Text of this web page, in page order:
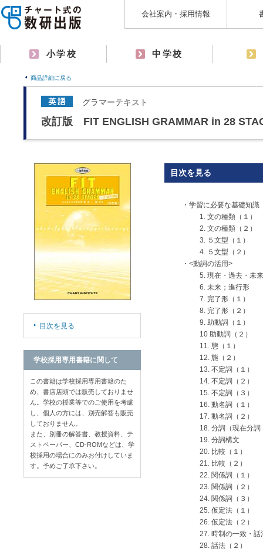
会社案内・採用情報
小学校 中学校
商品詳細に戻る
グラマーテキスト
改訂版 FIT ENGLISH GRAMMAR in 28
目次を見る
・学習に必要な基礎知識
1. 文の種類（１）
2. 文の種類（２）
3. ５文型（１）
4. ５文型（２）
・<動詞の活用>
5. 現在・過去・未来
6. 未来；進行形
7. 完了形（１）
8. 完了形（２）
9. 助動詞（１）
10 助動詞（２）
11. 態（１）
12. 態（２）
13. 不定詞（１）
14. 不定詞（２）
15. 不定詞（３）
16. 動名詞（１）
17. 動名詞（２）
18. 分詞（現在分
19. 分詞構文
20. 比較（１）
21. 比較（２）
22. 関係詞（１）
23. 関係詞（２）
24. 関係詞（３）
25. 仮定法（１）
26. 仮定法（２）
27. 時制の一致・話
28. 話法（２）
目次を見る
学校採用専用書籍に関して
この書籍は学校採用専用書籍のた
め、書店店頭では販売しておりませ
ん。学校の授業等でのご使用を考慮
し、個人の方には、別売解答も販売
しておりません。
また、別冊の解答書、教授資料、テ
ストペーパー、CD-ROMなどは、学
校採用の場合にのみお付けしていま
す。予めご了承下さい。